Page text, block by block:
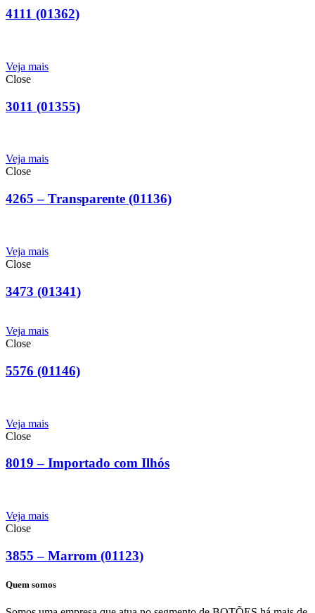
4111 (01362)
Veja mais
Close
3011 (01355)
Veja mais
Close
4265 – Transparente (01136)
Veja mais
Close
3473 (01341)
Veja mais
Close
5576 (01146)
Veja mais
Close
8019 – Importado com Ilhós
Veja mais
Close
3855 – Marrom (01123)
Quem somos